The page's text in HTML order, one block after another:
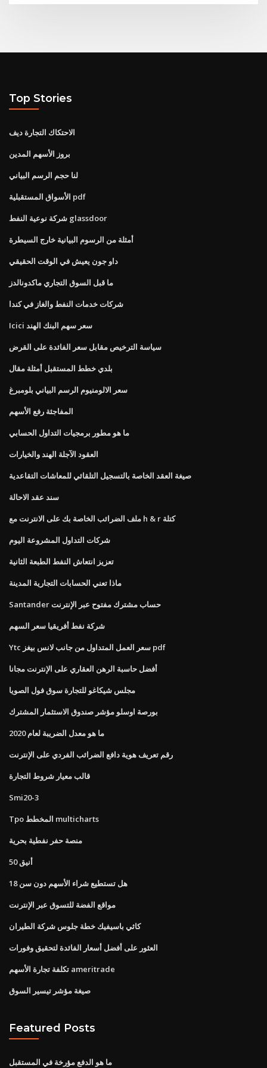
Top Stories
الاحتكاك التجارة ديف
بروز الأسهم المدين
لنا حجم الرسم البياني
الأسواق المستقبلية pdf
شركة نوعية النفط glassdoor
أمثلة من الرسوم البيانية خارج السيطرة
داو جون يعيش في الوقت الحقيقي
ما قبل السوق التجاري ماكدونالدز
شركات خدمات النفط والغاز في كندا
Icici سعر سهم البنك الهند
سياسة الترخيص مقابل سعر الفائدة على القرض
بلدي خطط المستقبل أمثلة مقال
سعر الالومنيوم الرسم البياني بلومبرغ
المفاجئة رفع الأسهم
ما هو مطور برمجيات التداول الحسابي
العقود الآجلة الهند والخيارات
صيغة العقد الخاصة بالتسجيل التلقائي للمعاشات التقاعدية
سند عقد الاحالة
ملف الضرائب الخاصة بك على الانترنت مع h & r كتلة
شركات التداول المشروعة اليوم
تعزيز انتعاش النفط الطبعة الثانية
ماذا تعني الحسابات التجارية المدينة
Santander حساب مشترك مفتوح عبر الإنترنت
شركة نفط أفريقيا سعر السهم
Ytc سعر العمل المتداول من جانب لانس بيغز pdf
أفضل حاسبة الرهن العقاري على الإنترنت مجانا
مجلس شيكاغو للتجارة سوق فول الصويا
بورصة اوسلو مؤشر صندوق الاستثمار المشترك
ما هو معدل الضريبة لعام 2020
رقم تعريف هوية دافع الضرائب الفردي على الإنترنت
قالب معيار شروط التجارة
Smi20-3
Tpo المخطط multicharts
منصة حفر نفطية بحرية
أنيق 50
هل تستطيع شراء الأسهم دون سن 18
مواقع الفضة للتسوق عبر الإنترنت
كاثي باسيفيك خطة جلوس شركة الطيران
العثور على أفضل أسعار الفائدة لتحقيق وفورات
تكلفة تجارة الأسهم ameritrade
صيغة مؤشر تيسير السوق
Featured Posts
ما هو الدفع مؤرخة في المستقبل